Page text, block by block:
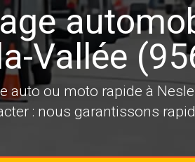
Vallée
auto ou moto rapide à
: nous garantissons